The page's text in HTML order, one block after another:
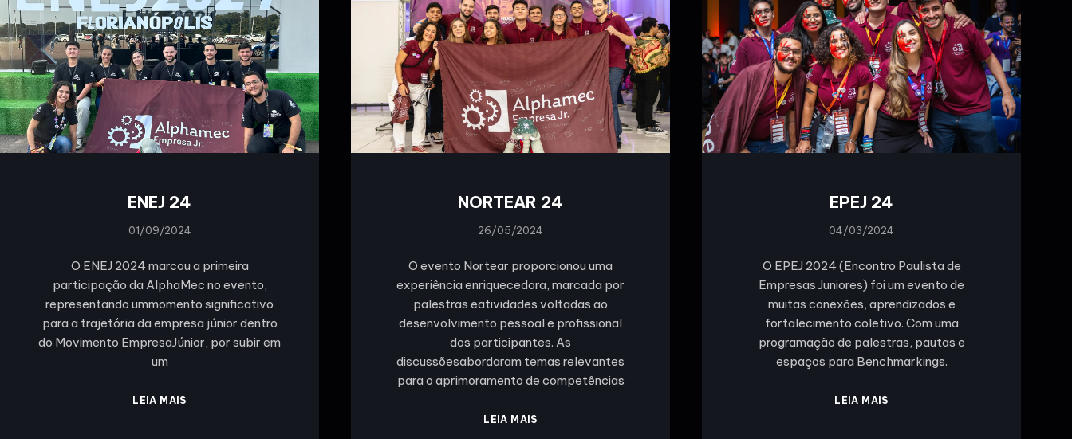
ENEJ 24
01/09/2024
O ENEJ 2024 marcou a primeira
participação da AlphaMec no evento,
representando ummomento significativo
para a trajetória da empresa júnior dentro
do Movimento EmpresaJúnior, por subir em
um
LEIA MAIS
NORTEAR 24
26/05/2024
O evento Nortear proporcionou uma
experiência enriquecedora, marcada por
palestras eatividades voltadas ao
desenvolvimento pessoal e profissional
dos participantes. As
discussõesabordaram temas relevantes
para o aprimoramento de competências
LEIA MAIS
EPEJ 24
04/03/2024
O EPEJ 2024 (Encontro Paulista de
Empresas Juniores) foi um evento de
muitas conexões, aprendizados e
fortalecimento coletivo. Com uma
programação de palestras, pautas e
espaços para Benchmarkings.
LEIA MAIS